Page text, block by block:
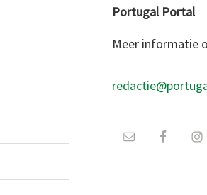
Portugal Portal
Meer informatie